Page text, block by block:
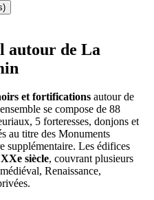
)
autour de La
et fortifications autour de
se compose de 88
5 forteresses, donjons et
au titre des Monuments
supplémentaire. Les édifices
XXe siècle, couvrant plusieurs
Renaissance,